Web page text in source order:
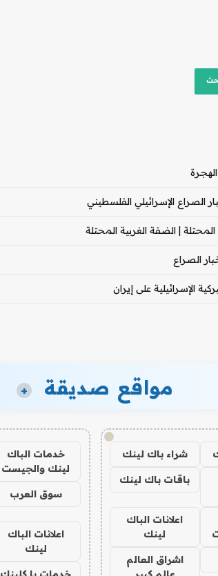
الإسرائيلي الفلسطيني
| الضفة الغربية المحتلة
الصراع
الإسرائيلية على إيران
مواقع صديقة +
!
شراء باك لينك
باقات باك لينك
اعلانات الباك
لينك
اشراق العالم
خدمات الباك
لينك والجيست
سوق العرب
اعلانات الباك
لينك